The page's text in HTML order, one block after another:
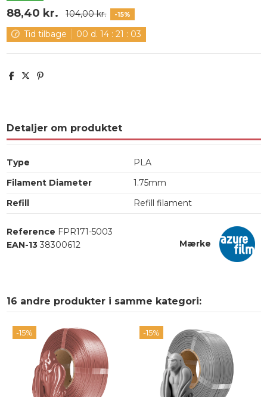
88,40 kr. 104,00 kr. -15%
Tid tilbage 00 d. 14: 21 : 03
Detaljer om produktet
Type
PLA
Filament Diameter
1.75mm
Refill
Refill filament
Mærke
Reference FPR171-5003
EAN-13 38300612
16 andre produkter i samme kategori:
-15% -15%